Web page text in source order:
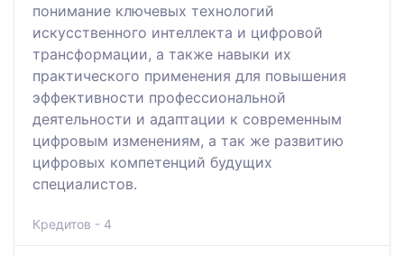
понимание ключевых технологий
искусственного интеллекта и цифровой
трансформации, а также навыки их
практического применения для повышения
эффективности профессиональной
деятельности и адаптации к современным
цифровым изменениям, а так же развитию
цифровых компетенций будущих
специалистов.
Кредитов - 4